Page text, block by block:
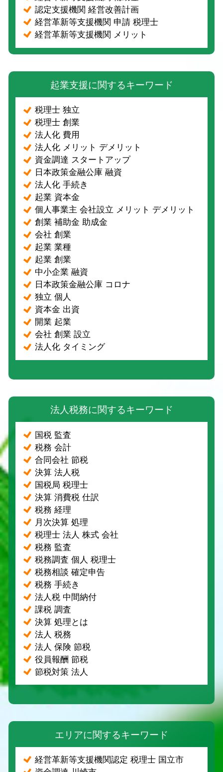
認定支援機関 経営改善計画
経営革新等支援機関 申請 税理士
経営革新等支援機関 メリット
起業支援に関するキーワード
税理士 独立
税理士 創業
法人化 費用
法人化 メリット デメリット
資金調達 スタートアップ
日本政策金融公庫 融資
法人化 手続き
起業 資本金
個人事業主 会社設立 メリット デメリット
創業 補助金 助成金
会社 創業
起業 業種
起業 創業
中小企業 融資
日本政策金融公庫 コロナ
独立 個人
資本金 出資
開業 起業
会社 創業 設立
法人化 タイミング
法人税務に関するキーワード
国税 監査
税務 会計
合同会社 節税
決算 法人税
国税局 税理士
決算 消費税 仕訳
税務 経理
月次決算 処理
税理士 法人 株式 会社
税務 監査
税務調査 個人 税理士
税務相談 確定申告
税務 手続き
法人税 中間納付
課税 調査
決算 処理とは
法人 税務
法人 保険 節税
役員報酬 節税
節税対策 法人
エリアに関するキーワード
経営革新等支援機関認定 税理士 国立市